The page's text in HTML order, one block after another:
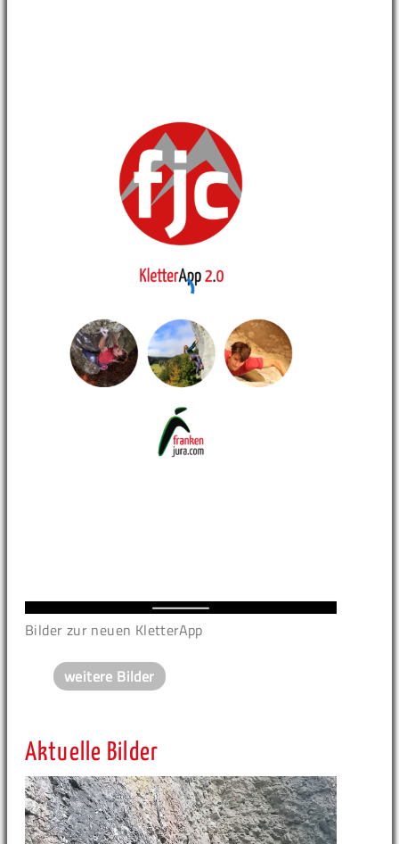
Bilder zur neuen KletterApp
weitere Bilder
Aktuelle Bilder